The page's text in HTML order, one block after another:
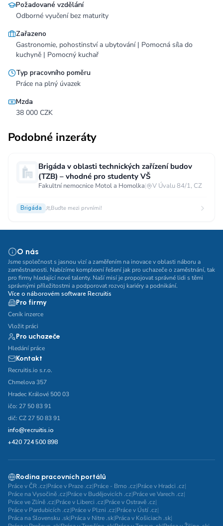
Požadované vzdělání
Odborné vyučení bez maturity
Zařazeno
Gastronomie, pohostinství a ubytování | Pomocná síla do
kuchyně | Pomocný kuchař
Typ pracovního poměru
Práce na plný úvazek
Mzda
38 000 CZK
Podobné inzeráty
Brigáda v oblasti technických zařízení budov
(TZB) – vhodné pro studenty VŠ
Fakultní nemocnice Motol a Homolka| V Úvalu 84/1, CZ
Brigáda Buďte mezi prvními!
O nás
Jsme společnost s jasnou vizí a zaměřením na inovace v oblasti náboru a
zaměstnanosti. Nabízíme komplexní řešení jak pro uchazeče o zaměstnání, tak
pro firmy hledající nové talenty. Naší misí je propojovat správné lidi s těmi
správnými příležitostmi a podporovat rozvoj kariéry a podnikání.
Více o náborovém software Recruitis
Pro firmy
Ceník inzerce
Vložit práci
Pro uchazeče
Hledání práce
Kontakt
Recruitis.io s.r.o.
Chmelova 357
Hradec Králové 500 03
ičo: 27 50 83 91
dič: CZ 27 50 83 91
info@recruitis.io
+420 724 500 898
Rodina pracovních portálů
Práce v ČR .cz|Práce v Praze .cz|Práce - Brno .cz|Práce v Hradci .cz|
Práce na Vysočině .cz|Práce v Budějovicích .cz|Práce ve Varech .cz|
Práce ve Zlíně .cz|Práce v Liberci .cz|Práce v Ostravě .cz|
Práce v Pardubicích .cz|Práce v Plzni .cz|Práce v Ústí .cz|
Práca na Slovensku .sk|Práca v Nitre .sk|Práca v Košiciach .sk|